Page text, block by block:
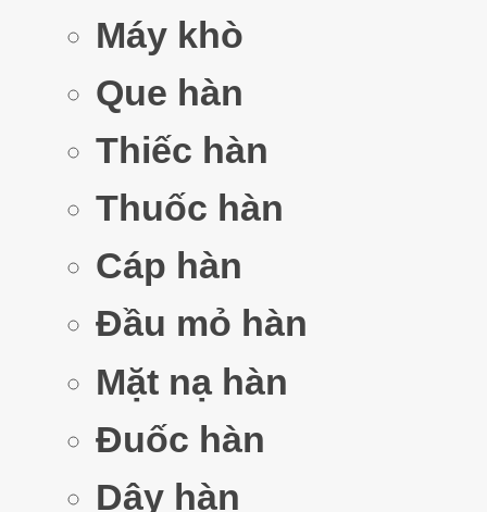
Máy khò
Que hàn
Thiếc hàn
Thuốc hàn
Cáp hàn
Đầu mỏ hàn
Mặt nạ hàn
Đuốc hàn
Dây hàn